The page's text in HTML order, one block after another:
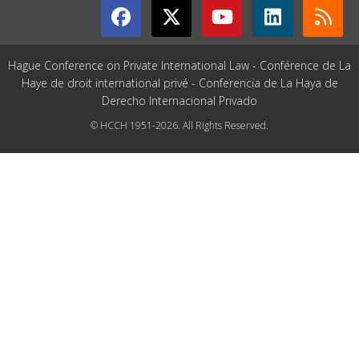
Hague Conference on Private International Law - Conférence de La
Haye de droit international privé - Conferencia de La Haya de
Derecho Internacional Privado
© HCCH 1951-2026. All Rights Reserved.